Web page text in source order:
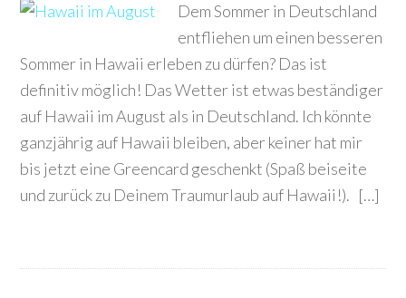
Dem Sommer in Deutschland
entfliehen um einen besseren
Sommer in Hawaii erleben zu dürfen? Das ist
definitiv möglich! Das Wetter ist etwas beständiger
auf Hawaii im August als in Deutschland. Ich könnte
ganzjährig auf Hawaii bleiben, aber keiner hat mir
bis jetzt eine Greencard geschenkt (Spaß beiseite
und zurück zu Deinem Traumurlaub auf Hawaii!). […]